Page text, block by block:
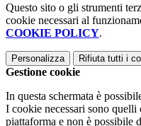
Questo sito o gli strumenti
cookie necessari al
COOKIE POLICY.
Personalizza Rifiuta tutti i
Gestione cookie
In questa schermata è
I cookie necessari sono
piattaforma e non è possibile